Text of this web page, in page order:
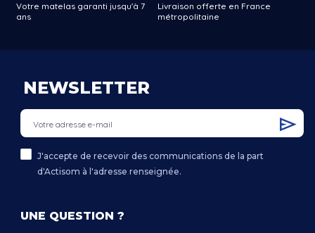
Votre matelas garanti jusqu'à 7
ans
Livraison offerte en France
métropolitaine
NEWSLETTER
J'accepte de recevoir des communications de la part
d'Actisom à l'adresse renseignée.
UNE QUESTION ?